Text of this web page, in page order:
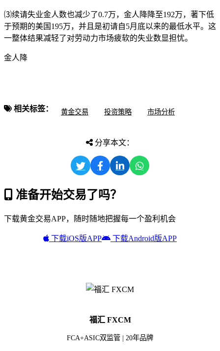
⑶续请失业金人数也减少了0.7万，金人降降至192万，著下低
于预期的美国195万，并且是初请自5月底以来的最低水平。这
一整体结果减轻了对劳动力市场疲软的失业数显担忧。
金人降
相关标签： 黄金交易 投资策略 市场分析
分享本文：
准备开始交易了吗？
下载黄金交易APP，随时随地把握每一个盈利机会
下载iOS版APP 下载Android版APP
福汇 FXCM
FCA+ASIC双监管 | 20年品牌